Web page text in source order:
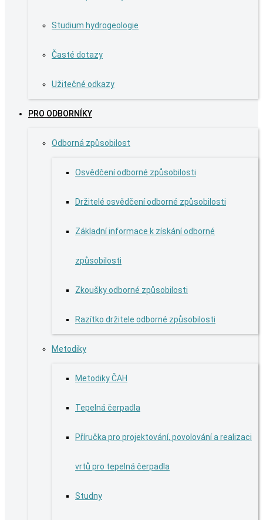
Studium hydrogeologie
Časté dotazy
Užitečné odkazy
PRO ODBORNÍKY
Odborná způsobilost
Osvědčení odborné způsobilosti
Držitelé osvědčení odborné způsobilosti
Základní informace k získání odborné
způsobilosti
Zkoušky odborné způsobilosti
Razítko držitele odborné způsobilosti
Metodiky
Metodiky ČAH
Tepelná čerpadla
Příručka pro projektování, povolování a realizaci
vrtů pro tepelná čerpadla
Studny